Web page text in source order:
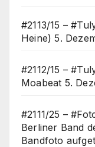
#2113/15 –
Heine) 5.
#2112/15 –
Moabeat 5.
#2111/25 –
Berliner Band
Bandfoto